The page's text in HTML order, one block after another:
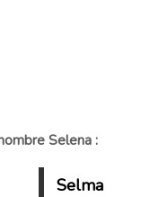
Selena :
Selma